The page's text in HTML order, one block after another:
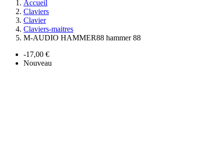
Accueil
Claviers
Clavier
Claviers-maitres
M-AUDIO HAMMER88 hammer 88
-17,00 €
Nouveau